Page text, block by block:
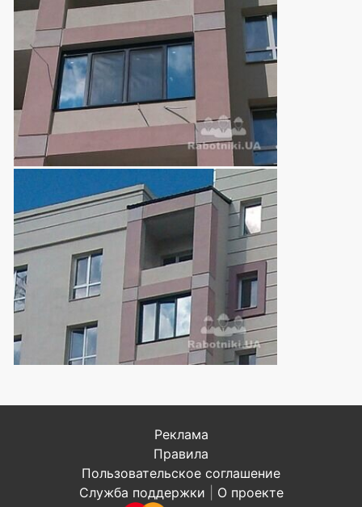
Реклама
Правила
Пользовательское соглашение
Служба поддержки
О проекте